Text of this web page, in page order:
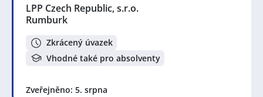
LPP Czech Republic, s.r.o.
Rumburk
Zkrácený úvazek
Vhodné také pro absolventy
Zveřejněno: 5. srpna